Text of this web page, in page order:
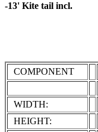
-13' Kite tail incl.
COMPONENT
WIDTH:
HEIGHT: